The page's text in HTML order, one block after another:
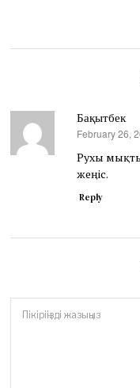
Бақытбек
says:
February 26,
Рухы мықты
жеңіс.
Reply